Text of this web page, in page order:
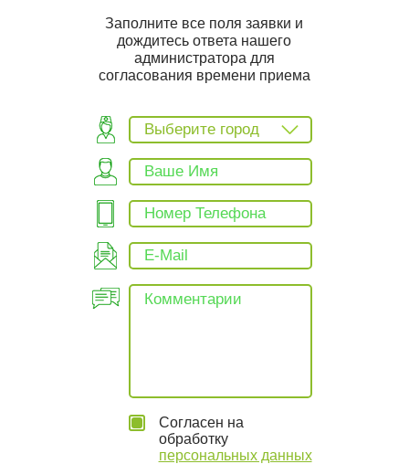
Заполните все поля заявки и
дождитесь ответа нашего
администратора для
согласования времени приема
Выберите город
Согласен на
обработку
персональных данных